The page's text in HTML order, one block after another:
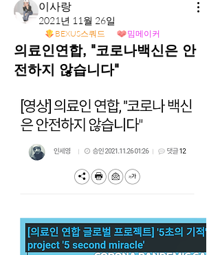
이사랑
2021년 11월 26일
BEXUS스쿼드 밈메이커
의료인연합, "코로나백신은 안
전하지 않습니다"